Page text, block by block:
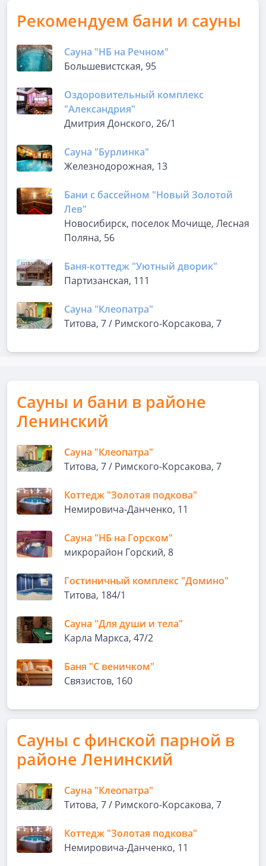
Рекомендуем бани и сауны
Сауна "НБ на Речном"
Большевистская, 95
Оздоровительный комплекс
"Александрия"
Дмитрия Донского, 26/1
Сауна "Бурлинка"
Железнодорожная, 13
Бани с бассейном "Новый Золотой
Лев"
Новосибирск, поселок Мочище, Лесная
Поляна, 56
Баня-коттедж "Уютный дворик"
Партизанская, 111
Сауна "Клеопатра"
Титова, 7 / Римского-Корсакова, 7
Сауны и бани в районе
Ленинский
Сауна "Клеопатра"
Титова, 7 / Римского-Корсакова, 7
Коттедж "Золотая подкова"
Немировича-Данченко, 11
Сауна "НБ на Горском"
микрорайон Горский, 8
Гостиничный комплекс "Домино"
Титова, 184/1
Сауна "Для души и тела"
Карла Маркса, 47/2
Баня "С веничком"
Связистов, 160
Сауны с финской парной в
районе Ленинский
Сауна "Клеопатра"
Титова, 7 / Римского-Корсакова, 7
Коттедж "Золотая подкова"
Немировича-Данченко, 11